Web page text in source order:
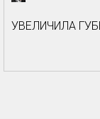
УВЕЛИЧИЛА